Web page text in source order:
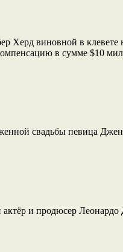
виновной в клевете
в сумме $10
свадьбы певица
и продюсер Леонардо